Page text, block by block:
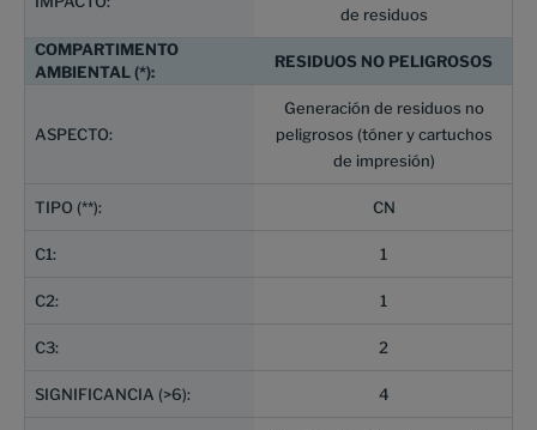
de residuos
RESIDUOS NO PELIGROSOS
Generación de residuos no
peligrosos (tóner y cartuchos
de impresión)
CN
1
1
2
4